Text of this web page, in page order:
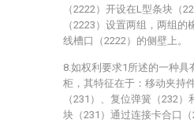
（2222）开设在L型条块（
（2223）设置两组，两组
线槽口（2222）的侧壁上。
8.如权利要求1所述的一种
柜，其特征在于：移动夹持
（231）、复位弹簧（232
块（231）通过连接卡合口